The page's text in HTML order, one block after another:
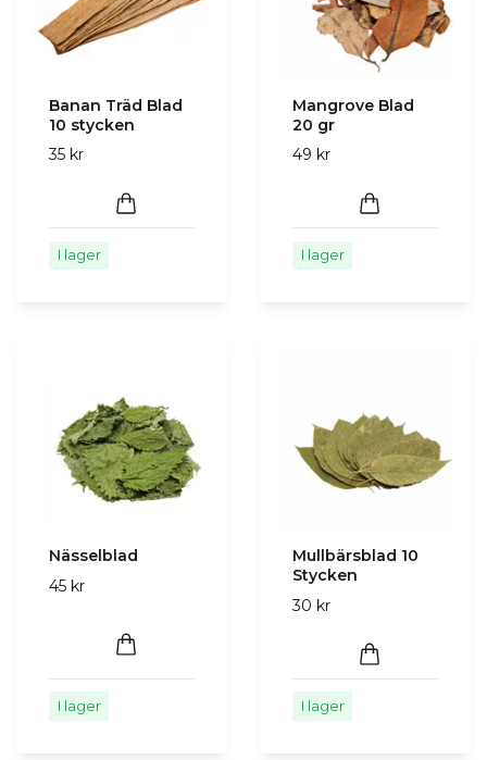
Banan Träd Blad
10 stycken
35 kr
I lager
Mangrove Blad
20 gr
49 kr
I lager
Nässelblad
45 kr
I lager
Mullbärsblad 10
Stycken
30 kr
I lager